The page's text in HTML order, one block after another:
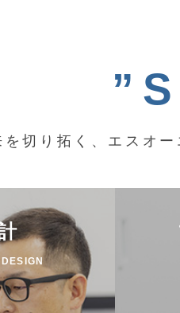
を切り拓く、エスオ